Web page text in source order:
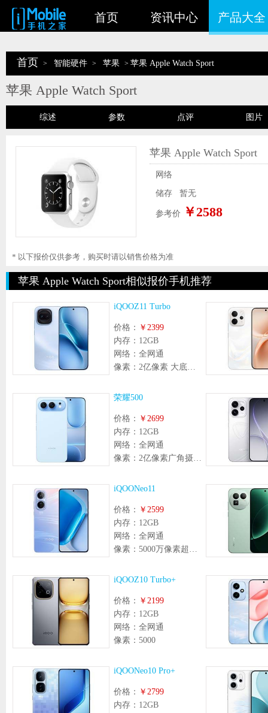
首页 资讯中心 产品大全
首页 > 智能硬件 > 苹果 > 苹果 Apple Watch Sport
苹果 Apple Watch Sport
综述 参数 点评 图片
苹果 Apple Watch Sport
网络
储存 暂无
参考价 ￥2588
* 以下报价仅供参考，购买时请以销售价格为准
苹果 Apple Watch Sport相似报价手机推荐
iQOOZ11 Turbo
价格： ￥2399
内存： 12GB
网络： 全网通
像素： 2亿像素 大底超级主摄+800万像素 超广角镜头
荣耀500
价格： ￥2699
内存： 12GB
网络： 全网通
像素： 2亿像素广角摄像头(f/1.9光圈，支持OIS光学防抖) + 1200万像素超广角微距摄像头(f/2.2光圈) ，支持自动对焦
iQOONeo11
价格： ￥2599
内存： 12GB
网络： 全网通
像素： 5000万像素超防抖 LYT700V 索尼大底主摄 +800万像素 超广角镜头
iQOOZ10 Turbo+
价格： ￥2199
内存： 12GB
网络： 全网通
像素： 5000
iQOONeo10 Pro+
价格： ￥2799
内存： 12GB